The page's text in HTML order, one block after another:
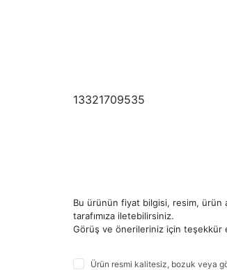
13321709535
Bu ürünün fiyat bilgisi, resim, ürün
tarafımıza iletebilirsiniz.
Görüş ve önerileriniz için teşekkür
Ürün resmi kalitesiz, bozuk veya